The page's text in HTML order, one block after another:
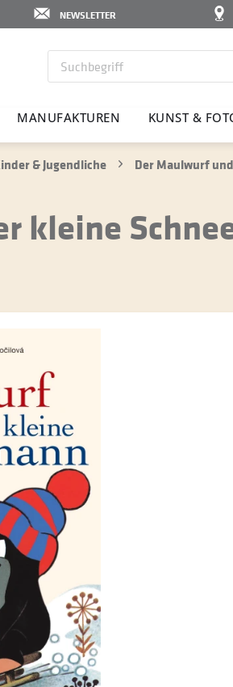
NEWSLETTER
MANU­FAK­TUREN KUNST &
& Jugendliche Der Maulwurf
kleine